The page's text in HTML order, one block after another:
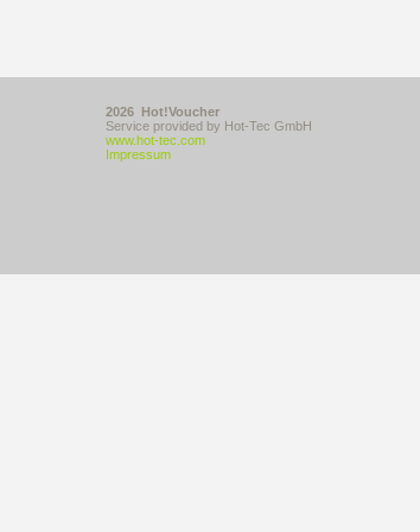
2026 Hot!Voucher
Service provided by Hot-Tec GmbH
www.hot-tec.com
Impressum